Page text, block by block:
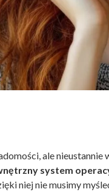
ale nieustannie
system
niej nie musimy